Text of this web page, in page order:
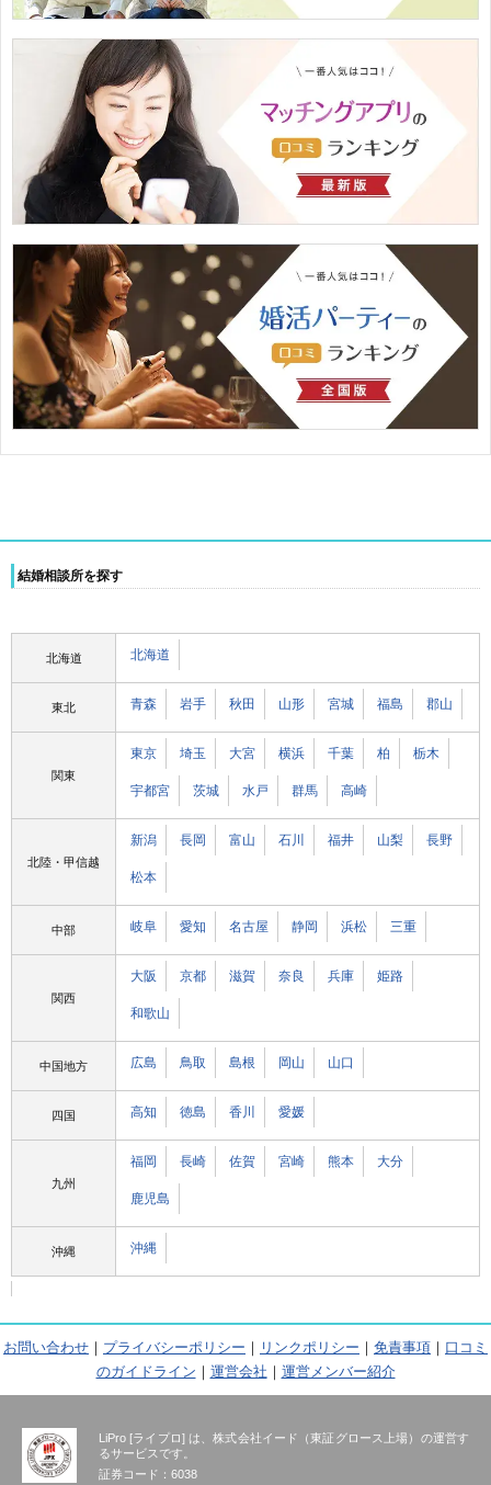
結婚相談所を探す
北海道 北海道
東北 青森 岩手 秋田 山形 宮城 福島 郡山
関東
東京 埼玉 大宮 横浜 千葉 柏 栃木
宇都宮 茨城 水戸 群馬 高崎
北陸・甲信越
新潟 長岡 富山 石川 福井 山梨 長野
松本
中部 岐阜 愛知 名古屋 静岡 浜松 三重
関西
大阪 京都 滋賀 奈良 兵庫 姫路
和歌山
中国地方 広島 鳥取 島根 岡山 山口
四国 高知 徳島 香川 愛媛
九州
福岡 長崎 佐賀 宮崎 熊本 大分
鹿児島
沖縄 沖縄
お問い合わせ ｜ プライバシーポリシー ｜ リンクポリシー ｜ 免責事項 ｜ 口コミ
のガイドライン ｜ 運営会社 ｜ 運営メンバー紹介
LiPro [ライプロ] は、株式会社イード（東証グロース上場）の運営す
るサービスです。
証券コード：6038